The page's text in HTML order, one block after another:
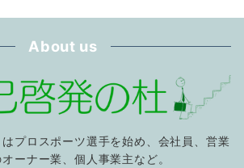
About us
プロスポーツ選手を始め、会社員、営業
ーナー業、個人事業主など。